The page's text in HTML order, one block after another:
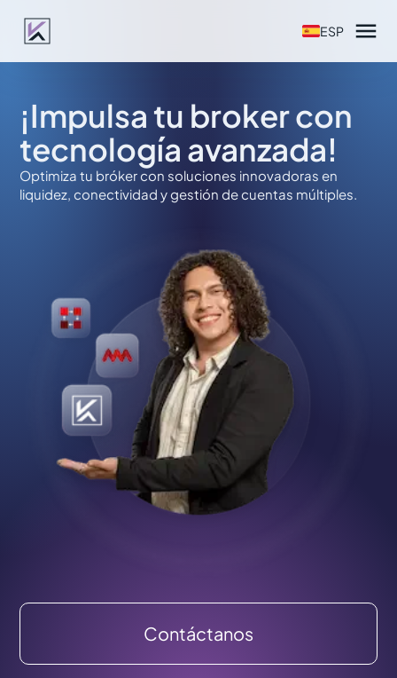
ESP 
¡Impulsa tu broker con
tecnología avanzada!
Optimiza tu bróker con soluciones innovadoras en
liquidez, conectividad y gestión de cuentas múltiples.
Contáctanos
Introducción a Vulkan Broker